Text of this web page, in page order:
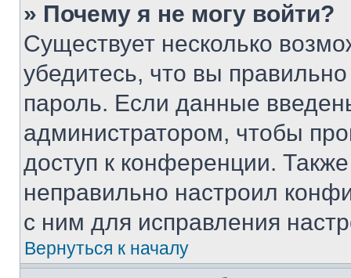
» Почему я не могу войти?
Существует несколько
убедитесь, что вы
пароль. Если данные
администратором, чтобы
доступ к конференции.
неправильно настроил
с ним для исправления
Вернуться к началу